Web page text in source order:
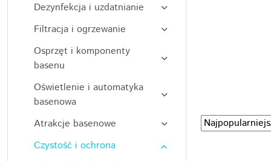
Dezynfekcja i uzdatnianie
Filtracja i ogrzewanie
Osprzęt i komponenty
basenu
Oświetlenie i automatyka
basenowa
Atrakcje basenowe
Czystość i ochrona
Zastosowano
sortowanie:
Sortuj
według